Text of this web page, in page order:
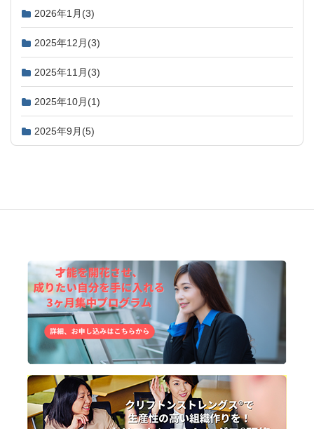
2026年1月 (3)
2025年12月 (3)
2025年11月 (3)
2025年10月 (1)
2025年9月 (5)